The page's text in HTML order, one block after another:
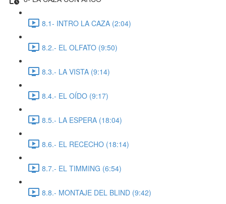
8.1- INTRO LA CAZA (2:04)
8.2.- EL OLFATO (9:50)
8.3.- LA VISTA (9:14)
8.4.- EL OÍDO (9:17)
8.5.- LA ESPERA (18:04)
8.6.- EL RECECHO (18:14)
8.7.- EL TIMMING (6:54)
8.8.- MONTAJE DEL BLIND (9:42)